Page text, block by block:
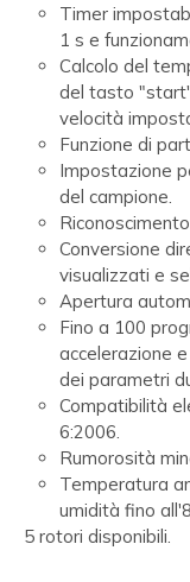
Timer
1 s e
Calcolo del
del tasto
velocità
Funzione di
Impostazione
del campione.
Conversione
visualizzati e
Apertura
Fino a 100
accelerazione
dei parametri
Compatibilità
6:2006.
Rumorosità
Temperatura
umidità fino
5 rotori disponibili.